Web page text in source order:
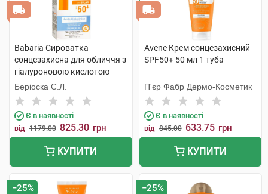
Babaria Сироватка
сонцезахисна для обличчя з
гіалуроновою кислотою
SPF50+ 30 мл 1 флакон
Беріоска С.Л.
Є в наявності
від 1179.00 825.30 грн
КУПИТИ
Avene Крем сонцезахисний
SPF50+ 50 мл 1 туба
П'єр Фабр Дермо-Косметик
Є в наявності
від 845.00 633.75 грн
КУПИТИ
−25% −25%